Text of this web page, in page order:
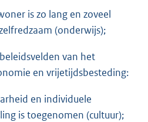
is zo lang en zoveel
(onderwijs);
van het
en vrijetijdsbesteding:
en individuele
is toegenomen (cultuur);